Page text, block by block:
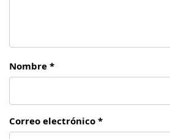
Nombre *
Correo electrónico *